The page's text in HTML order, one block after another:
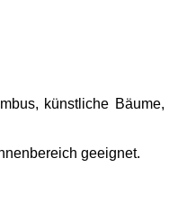
künstliche Bäume,
geeignet.